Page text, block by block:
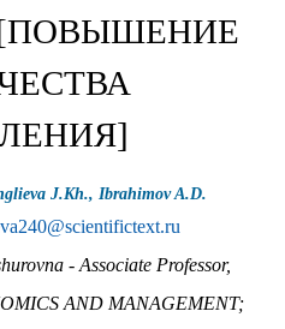
[ПОВЫШЕНИЕ
J.Kh., Ibrahimov A.D.
- Associate Professor,
AND MANAGEMENT;